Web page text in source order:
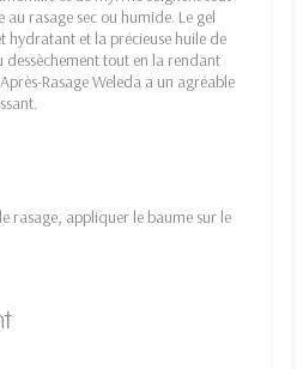
rasage sec ou humide. Le gel
hydratant et la précieuse huile de
tout en la rendant
Rasage Weleda a un agréable
rasage, appliquer le baume sur le